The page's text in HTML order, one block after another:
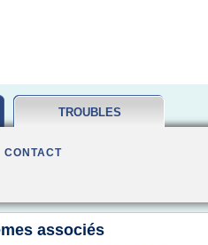
TROUBLES
CONTACT
associés